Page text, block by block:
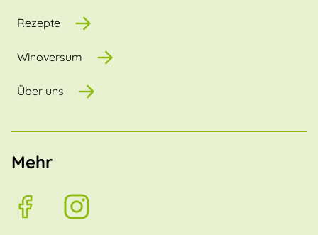
Rezepte
Winoversum
Über uns
Mehr